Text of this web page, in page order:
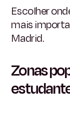
Escolher
mais
Madrid.
Zonas